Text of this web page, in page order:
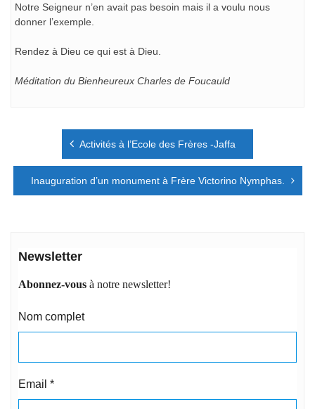
Notre Seigneur n’en avait pas besoin mais il a voulu nous
donner l’exemple.
Rendez à Dieu ce qui est à Dieu.
Méditation du Bienheureux Charles de Foucauld
Navigation
l’article
Activités à l’Ecole des Frères -Jaffa
Inauguration d’un monument à Frère Victorino Nymphas.
Newsletter
Abonnez-vous à notre newsletter!
Nom complet
Email *